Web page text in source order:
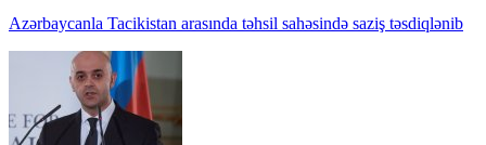
Azərbaycanla Tacikistan arasında təhsil sahəsində saziş təsdiqlənib